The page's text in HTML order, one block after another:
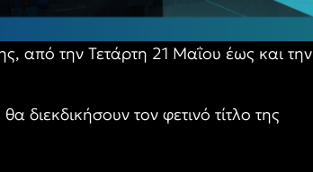
από την Τετάρτη 21 Μαΐου έως και την
τον φετινό τίτλο της